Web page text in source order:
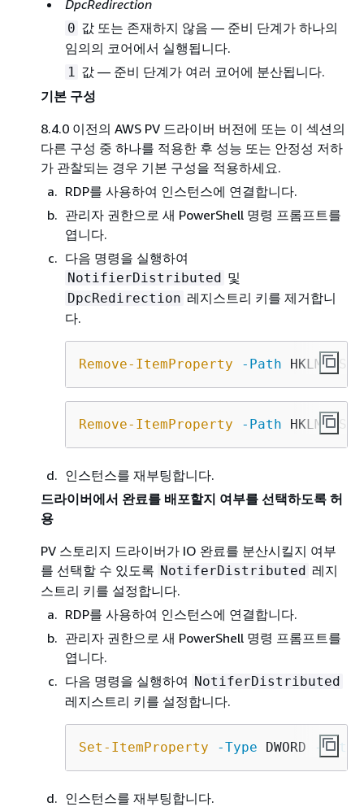
DpcRedirection
0 값 또는 존재하지 않음 — 준비 단계가 하나의
임의의 코어에서 실행됩니다.
1 값 — 준비 단계가 여러 코어에 분산됩니다.
기본 구성
8.4.0 이전의 AWS PV 드라이버 버전에 또는 이 섹션의
다른 구성 중 하나를 적용한 후 성능 또는 안정성 저하
가 관찰되는 경우 기본 구성을 적용하세요.
RDP를 사용하여 인스턴스에 연결합니다.
관리자 권한으로 새 PowerShell 명령 프롬프트를
엽니다.
다음 명령을 실행하여
NotifierDistributed 및
DpcRedirection 레지스트리 키를 제거합니
다.
Remove-ItemProperty -Path
Remove-ItemProperty -Path
인스턴스를 재부팅합니다.
드라이버에서 완료를 배포할지 여부를 선택하도록 허
용
PV 스토리지 드라이버가 IO 완료를 분산시킬지 여부
를 선택할 수 있도록 NotiferDistributed 레지
스트리 키를 설정합니다.
RDP를 사용하여 인스턴스에 연결합니다.
관리자 권한으로 새 PowerShell 명령 프롬프트를
엽니다.
다음 명령을 실행하여 NotiferDistributed
레지스트리 키를 설정합니다.
Set-ItemProperty -Type DWORD -Path
인스턴스를 재부팅합니다.